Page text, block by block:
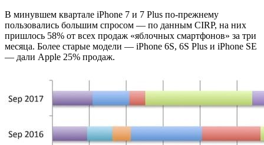
В минувшем квартале iPhone 7 и 7 Plus по-прежнему
пользовались большим спросом — по данным CIRP, на них
пришлось 58% от всех продаж «яблочных смартфонов» за три
месяца. Более старые модели — iPhone 6S, 6S Plus и iPhone SE
— дали Apple 25% продаж.